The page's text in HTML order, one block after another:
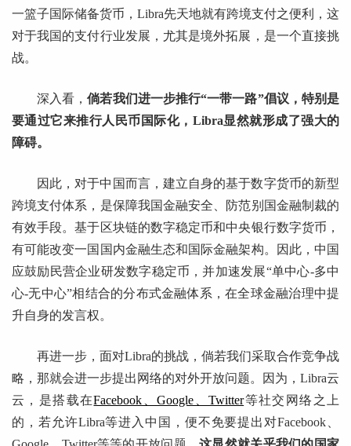
一篮子国际储备货币，Libra先天地就有跨境支付之便利，这
对于我国的支付行业发展，尤其是境外拓展，是一个直接挑
战。
深入看，倘若我们进一步推行“一带一路”倡议，特别是
要通过它来推行人民币国际化，Libra显然就形成了强大的
障碍。
因此，对于中国而言，建立自身的基于数字货币的新型
跨境支付体系，是保障我国金融安全、防范别国金融制裁的
有效手段。基于区块链的数字稳定币和中央银行数字货币，
有可能改变一国国内金融生态和国际金融架构。因此，中国
应鼓励民营企业研发数字稳定币，并加速发展“单中心-多中
心-无中心”相结合的分布式金融体系，在全球金融治理中提
升自身的发言权。
再进一步，面对Libra的挑战，倘若我们采取合作竞争战
略，那就会进一步提出网络的对外开放问题。因为，Libra云
云，是搭载在Facebook、Google、Twitter等社交网络之上
的，若允许Libra等进入中国，便不免要提出对Facebook、